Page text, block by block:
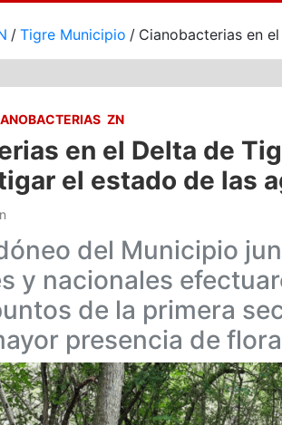
Tigre Municipio Cianobacterias en
ZN
en el Delta de
el estado de las
del Municipio
y nacionales
de la primera
presencia de